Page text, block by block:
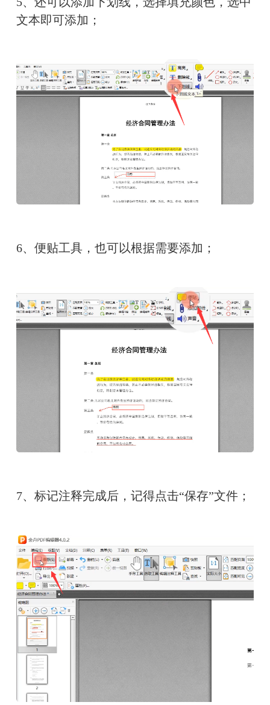
文本即可添加；
6、便贴工具，也可以根据需要添加；
7、标记注释完成后，记得点击“保存”文件；